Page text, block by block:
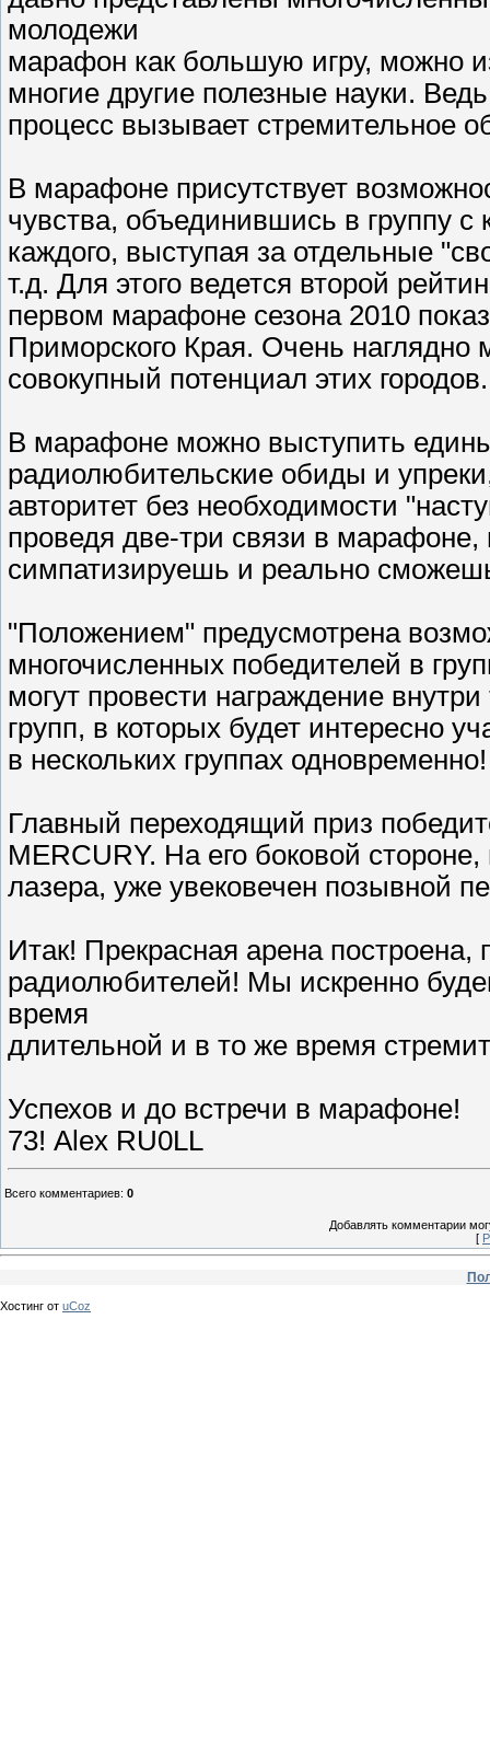
молодежи
марафон как большую игру, можно
многие другие полезные науки.
процесс вызывает стремительное
В марафоне присутствует
чувства, объединившись в группу
каждого, выступая за отдельные
т.д. Для этого ведется второй
первом марафоне сезона 2010
Приморского Края. Очень
совокупный потенциал этих городов.
В марафоне можно выступить
радиолюбительские обиды и
авторитет без необходимости
проведя две-три связи в марафоне,
симпатизируешь и реально
"Положением" предусмотрена
многочисленных победителей в
могут провести награждение
групп, в которых будет интересно
в нескольких группах одновременно!
Главный переходящий приз
MERCURY. На его боковой
лазера, уже увековечен позывной
Итак! Прекрасная арена
радиолюбителей! Мы искренно
время
длительной и в то же время
Успехов и до встречи в марафоне!
73! Alex RU0LL
Всего комментариев: 0
Добавлять комментарии
[
Хостинг от uCoz